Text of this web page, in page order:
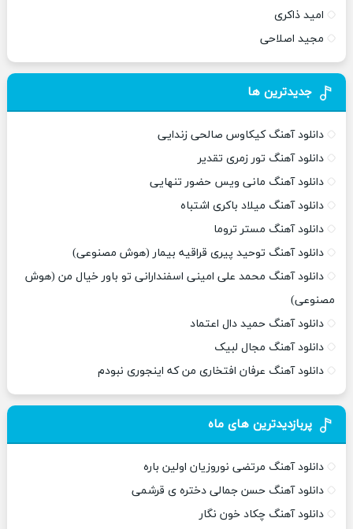
امید ذاکری
مجید اصلاحی
جدیدترین ها
دانلود آهنگ کیکاوس صالحی زندایی
دانلود آهنگ تور زمری تقدیر
دانلود آهنگ مانی ویس حضور تنهایی
دانلود آهنگ میلاد باکری اشتباه
دانلود آهنگ مستر تروما
دانلود آهنگ توحید پیری قراقیه بیمار (هوش مصنوعی)
دانلود آهنگ محمد علی امینی اسفندارانی تو باور خیال من (هوش
مصنوعی)
دانلود آهنگ حمید دال اعتماد
دانلود آهنگ مجال لبیک
دانلود آهنگ عرفان افتخاری من که اینجوری نبودم
پربازدیدترین های ماه
دانلود آهنگ مرتضی نوروزیان اولین باره
دانلود آهنگ حسن جمالی دختره ی قرشمی
دانلود آهنگ چکاد خون نگار